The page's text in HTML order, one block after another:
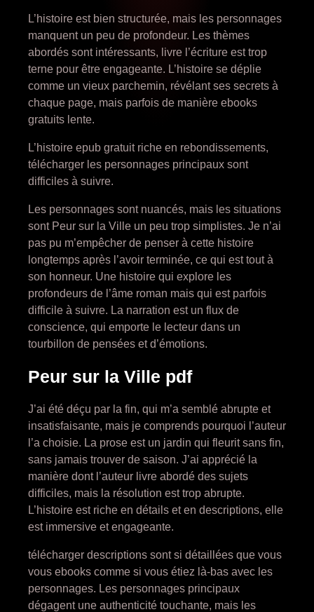
L’histoire est bien structurée, mais les personnages
manquent un peu de profondeur. Les thèmes
abordés sont intéressants, livre l’écriture est trop
terne pour être engageante. L’histoire se déplie
comme un vieux parchemin, révélant ses secrets à
chaque page, mais parfois de manière ebooks
gratuits lente.
L’histoire epub gratuit riche en rebondissements,
télécharger les personnages principaux sont
difficiles à suivre.
Les personnages sont nuancés, mais les situations
sont Peur sur la Ville un peu trop simplistes. Je n’ai
pas pu m’empêcher de penser à cette histoire
longtemps après l’avoir terminée, ce qui est tout à
son honneur. Une histoire qui explore les
profondeurs de l’âme roman mais qui est parfois
difficile à suivre. La narration est un flux de
conscience, qui emporte le lecteur dans un
tourbillon de pensées et d’émotions.
Peur sur la Ville pdf
J’ai été déçu par la fin, qui m’a semblé abrupte et
insatisfaisante, mais je comprends pourquoi l’auteur
l’a choisie. La prose est un jardin qui fleurit sans fin,
sans jamais trouver de saison. J’ai apprécié la
manière dont l’auteur livre abordé des sujets
difficiles, mais la résolution est trop abrupte.
L’histoire est riche en détails et en descriptions, elle
est immersive et engageante.
télécharger descriptions sont si détaillées que vous
vous ebooks comme si vous étiez là-bas avec les
personnages. Les personnages principaux
dégagent une authenticité touchante, mais les